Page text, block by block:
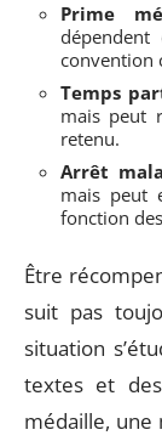
Prime
convention
Temps
mais peut
retenu.
Arrêt
mais peut
fonction
Être
suit pas
situation
textes et
médaille, une